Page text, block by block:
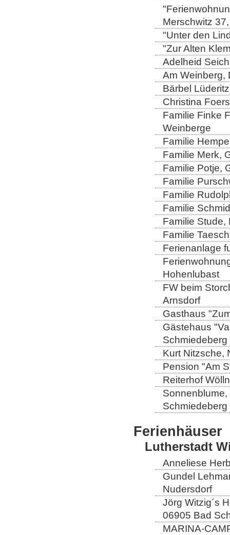
Merschwitz
"Unter den
"Zur Alten
Adelheid
Am Weinberg,
Bärbel
Christina
Familie Finke
Weinberge
Familie
Familie Merk,
Familie Potje,
Familie
Familie
Familie
Familie Stude,
Familie
Ferienanlage
Hohenlubast
FW beim
Arnsdorf
Gasthaus
Gästehaus
Schmiedeberg
Kurt Nitzsche,
Pension "Am
Reiterhof
Sonnenblume,
Schmiedeberg
Ferienhäuser
Lutherstadt
Anneliese
Gundel
Nudersdorf
Jörg Witzig´s
06905 Bad
MARINA-